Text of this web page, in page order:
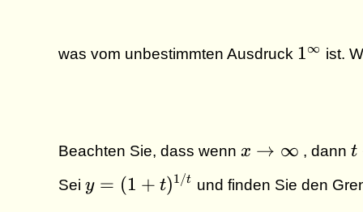
was vom unbestimmten Ausdruck 1∞ ist.
Beachten Sie, dass wenn x\to
x → ∞ , dann t
Sei y = ( 1
+
y = (1 + t)1/t und finden Sie den